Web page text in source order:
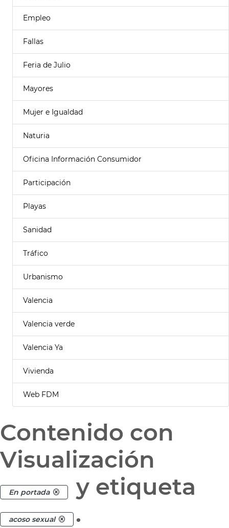
Empleo
Fallas
Feria de Julio
Mayores
Mujer e Igualdad
Naturia
Oficina Información Consumidor
Participación
Playas
Sanidad
Tráfico
Urbanismo
Valencia
Valencia verde
Valencia Ya
Vivienda
Web FDM
Contenido con
Visualización
En portada y etiqueta
acoso sexual .